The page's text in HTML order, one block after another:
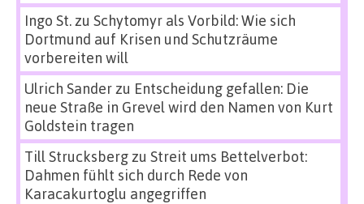
Ingo St.zu Schytomyr als Vorbild: Wie sich
Dortmund auf Krisen und Schutzräume
vorbereiten will
Ulrich Sanderzu Entscheidung gefallen: Die
neue Straße in Grevel wird den Namen von Kurt
Goldstein tragen
Till Strucksbergzu Streit ums Bettelverbot:
Dahmen fühlt sich durch Rede von
Karacakurtoglu angegriffen